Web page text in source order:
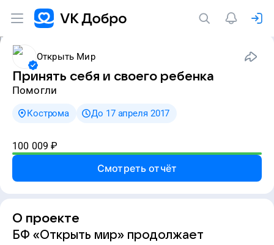
Открыть Мир
Принять себя и своего ребенка
Помогли
Кострома До 17 апреля 2017
100 009 ₽
Смотреть отчёт
О проекте
БФ «Открыть мир» продолжает